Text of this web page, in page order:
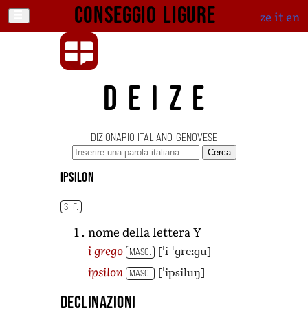
Conseggio ligure ze iten
DEIZE
DIZIONARIO ITALIANO-GENOVESE
Cerca
ipsilon
S. F.
nome della lettera Y
i grego
MASC. [ˈi ˈɡreːɡu]
ipsilon MASC. [ˈipsiluŋ]
Declinazioni